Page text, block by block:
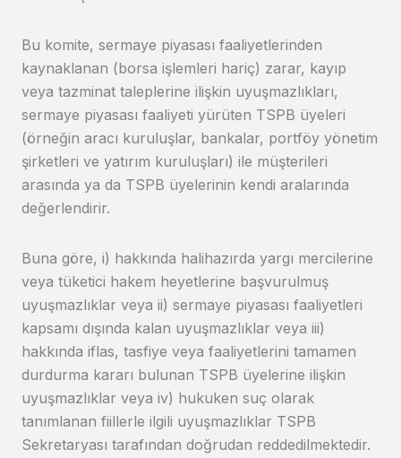
Bu komite, sermaye piyasası faaliyetlerinden
kaynaklanan (borsa işlemleri hariç) zarar, kayıp
veya tazminat taleplerine ilişkin uyuşmazlıkları,
sermaye piyasası faaliyeti yürüten TSPB üyeleri
(örneğin aracı kuruluşlar, bankalar, portföy yönetim
şirketleri ve yatırım kuruluşları) ile müşterileri
arasında ya da TSPB üyelerinin kendi aralarında
değerlendirir.
Buna göre, i) hakkında halihazırda yargı mercilerine
veya tüketici hakem heyetlerine başvurulmuş
uyuşmazlıklar veya ii) sermaye piyasası faaliyetleri
kapsamı dışında kalan uyuşmazlıklar veya iii)
hakkında iflas, tasfiye veya faaliyetlerini tamamen
durdurma kararı bulunan TSPB üyelerine ilişkin
uyuşmazlıklar veya iv) hukuken suç olarak
tanımlanan fiillerle ilgili uyuşmazlıklar TSPB
Sekretaryası tarafından doğrudan reddedilmektedir.